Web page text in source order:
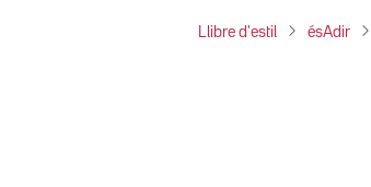
Llibre d'estil ésAdir